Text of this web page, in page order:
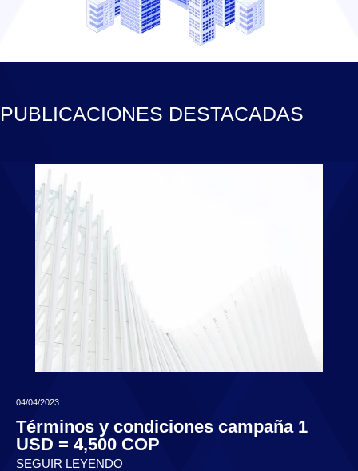
PUBLICACIONES DESTACADAS
04/04/2023
Términos y condiciones campaña 1
USD = 4,500 COP
SEGUIR LEYENDO